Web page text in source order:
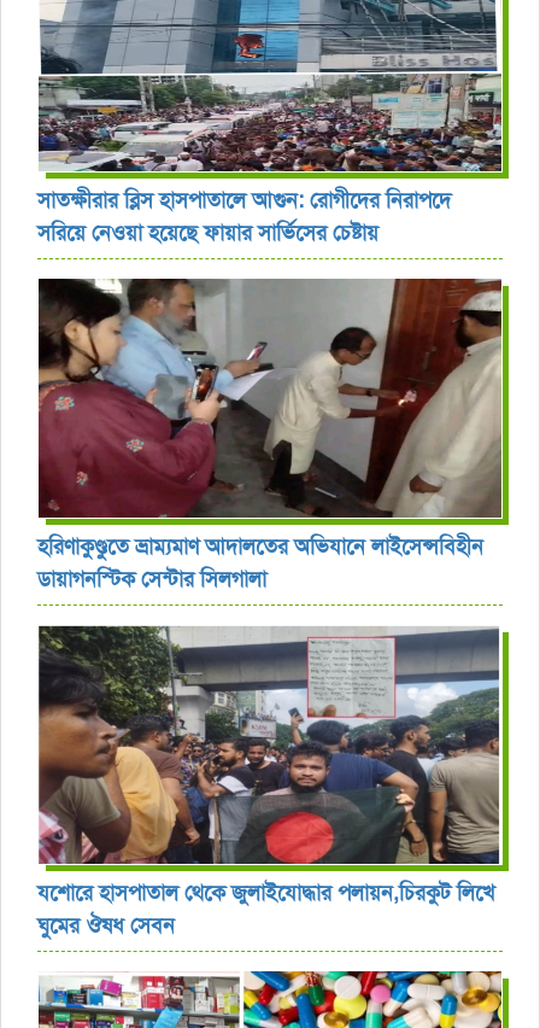
সাতক্ষীরার ব্লিস হাসপাতালে আগুন: রোগীদের নিরাপদে
সরিয়ে নেওয়া হয়েছে ফায়ার সার্ভিসের চেষ্টায়
হরিণাকুণ্ডুতে ভ্রাম্যমাণ আদালতের অভিযানে লাইসেন্সবিহীন
ডায়াগনস্টিক সেন্টার সিলগালা
যশোরে হাসপাতাল থেকে জুলাইযোদ্ধার পলায়ন,চিরকুট লিখে
ঘুমের ঔষধ সেবন